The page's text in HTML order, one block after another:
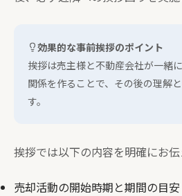
効果的な事前挨拶のポイント
挨拶は売主様と不動産会社が一緒
関係を作ることで、その後の理解
す。
挨拶では以下の内容を明確にお伝
売却活動の開始時期と期間の目安